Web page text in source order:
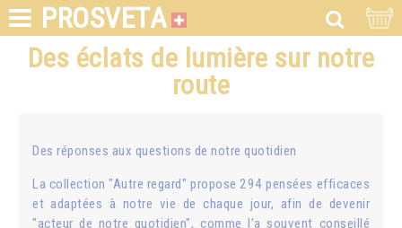
PROSVETA
Des éclats de lumière sur notre
route
Des réponses aux questions de notre quotidien
La collection "Autre regard" propose 294 pensées efficaces
et adaptées à notre vie de chaque jour, afin de devenir
"acteur de notre quotidien", comme l'a souvent conseillé